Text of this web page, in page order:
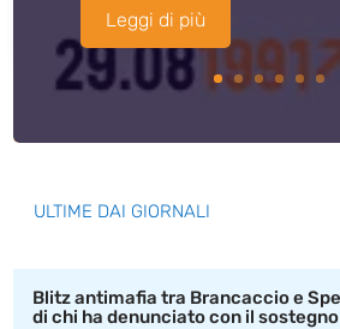
Leggi di più
ULTIME DAI GIORNALI
Blitz antimafia tra Brancaccio e
di chi ha denunciato con il